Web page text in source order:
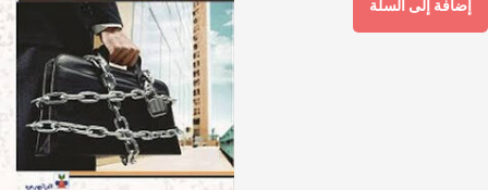
إضافة إلى السلة